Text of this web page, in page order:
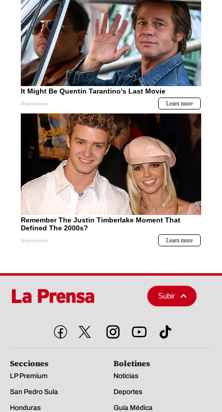
Subir
Secciones
LP Premium
San Pedro Sula
Honduras
Boletines
Noticias
Deportes
Guía Médica